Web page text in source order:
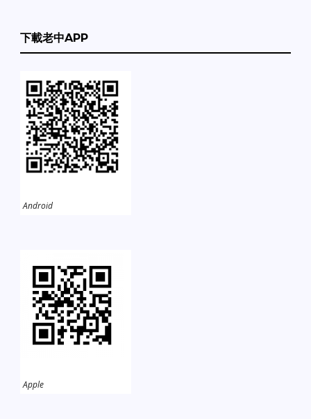
下載老中APP
Android
Apple